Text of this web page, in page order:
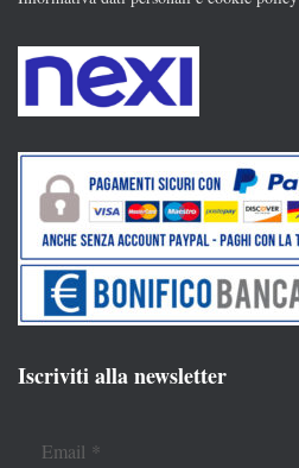
Iscriviti alla newsletter
Email *